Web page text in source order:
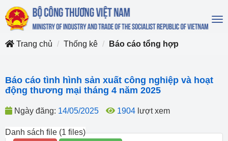
Trang chủ
Thống kê Báo cáo tổng hợp
Báo cáo tình hình sản xuất công nghiệp và hoạt
động thương mại tháng 4 năm 2025
Ngày đăng: 14/05/2025 1904 lượt xem
Danh sách file (1 files)